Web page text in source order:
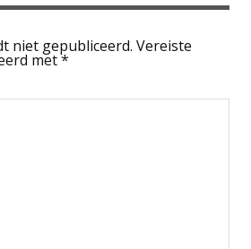
niet gepubliceerd. Vereiste
met*